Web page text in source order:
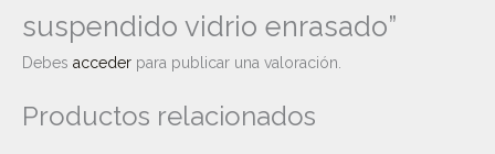
suspendido vidrio enrasado”
Debes acceder para publicar una valoración.
Productos relacionados